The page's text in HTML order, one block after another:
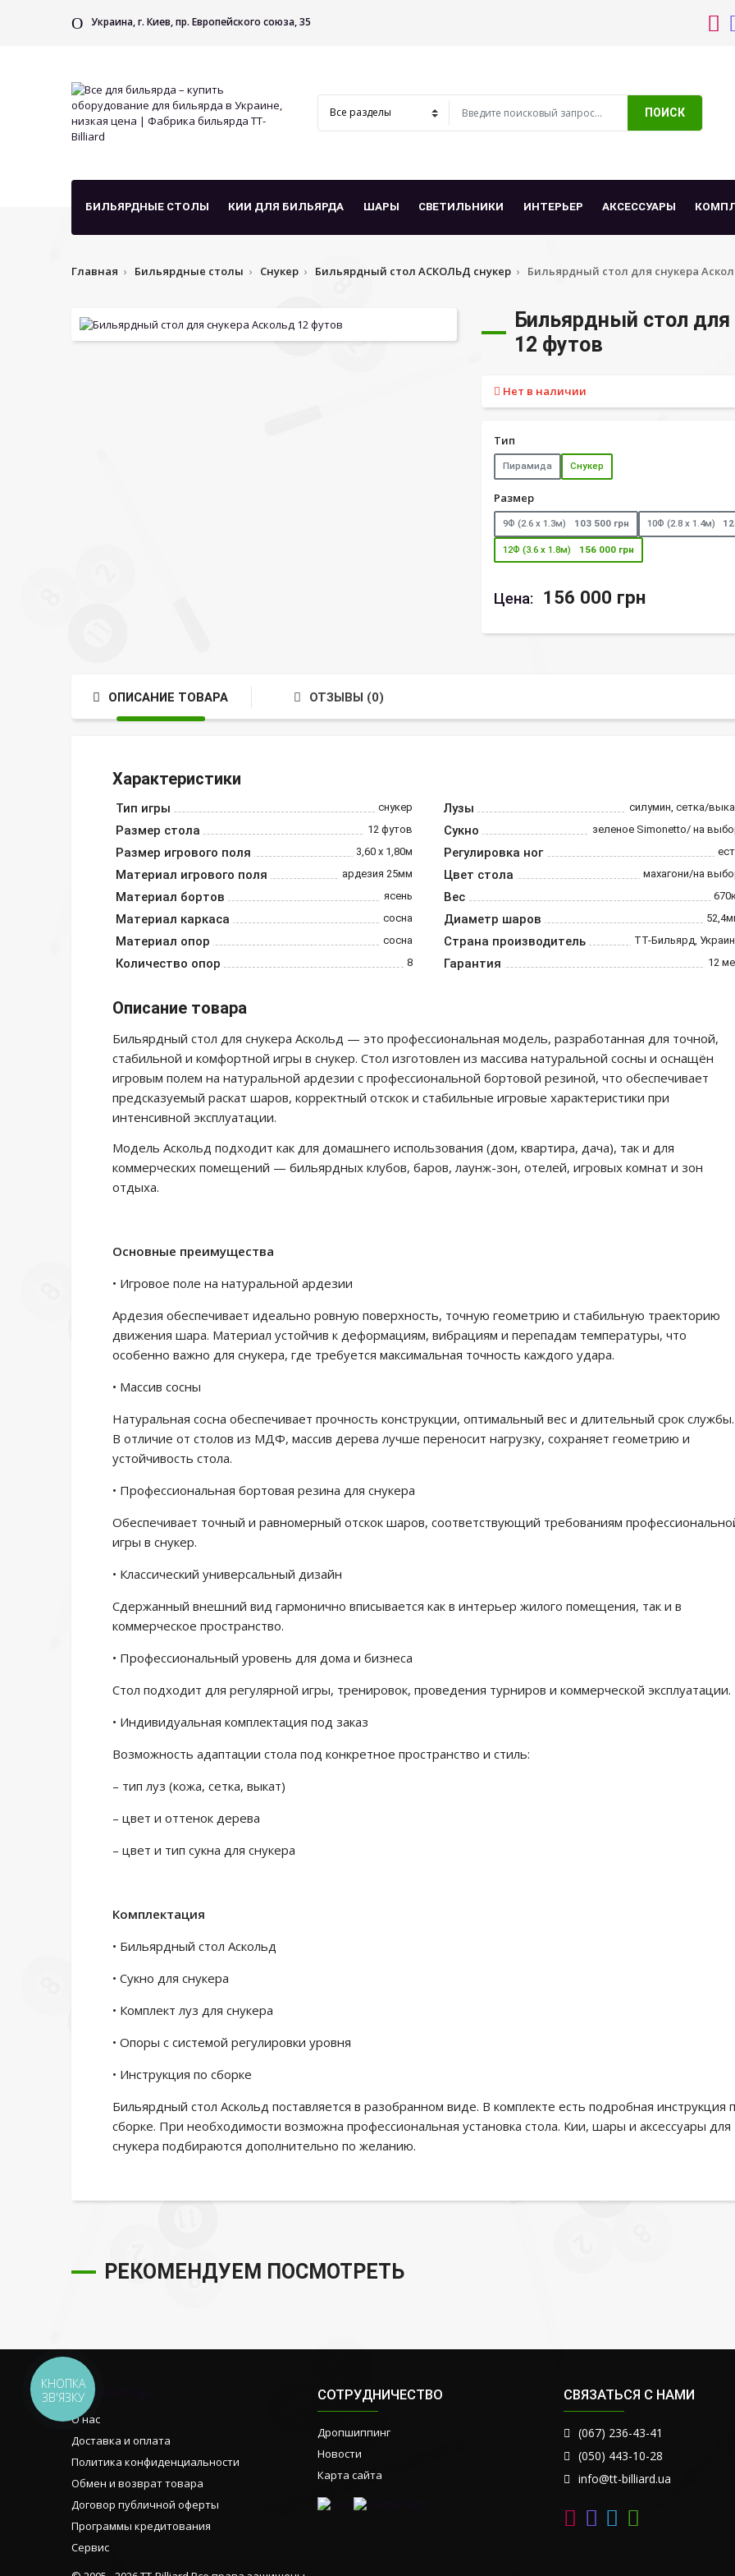
Украина, г. Киев, пр. Европейского союза, 35
ПОИСК
БИЛЬЯРДНЫЕ СТОЛЫ КИИ ДЛЯ БИЛЬЯРДА ШАРЫ СВЕТИЛЬНИКИ ИНТЕРЬЕР АКСЕССУАРЫ
Главная Бильярдные столы Снукер Бильярдный стол АСКОЛЬД снукер Бильярдный стол для снукера
Бильярдный стол
12 футов
Нет в наличии
Тип
Пирамида Снукер
Размер
9Ф (2.6 х 1.3м) 103 500 грн 10Ф (2.8 х 1.4м)
12Ф (3.6 х 1.8м) 156 000 грн
Цена: 156 000 грн
ОПИСАНИЕ ТОВАРА ОТЗЫВЫ (0)
Характеристики
Тип игры снукер
Размер стола 12 футов
Размер игрового поля 3,60 х 1,80м
Материал игрового поля ардезия 25мм
Материал бортов ясень
Материал каркаса сосна
Материал опор cосна
Количество опор 8
Лузы силумин, сетка/
Сукно зеленое Simonetto/ на
Регулировка ног
Цвет стола махагони/на
Вес
Диаметр шаров
Страна производитель ТТ-Бильярд,
Гарантия 12
Описание товара
Бильярдный стол для снукера Аскольд — это профессиональная модель, разработанная для точной,
стабильной и комфортной игры в снукер. Стол изготовлен из массива натуральной сосны и оснащён
игровым полем на натуральной ардезии с профессиональной бортовой резиной, что обеспечивает
предсказуемый раскат шаров, корректный отскок и стабильные игровые характеристики при
интенсивной эксплуатации.
Модель Аскольд подходит как для домашнего использования (дом, квартира, дача), так и для
коммерческих помещений — бильярдных клубов, баров, лаунж-зон, отелей, игровых комнат и зон
отдыха.
Основные преимущества
• Игровое поле на натуральной ардезии
Ардезия обеспечивает идеально ровную поверхность, точную геометрию и стабильную траекторию
движения шара. Материал устойчив к деформациям, вибрациям и перепадам температуры, что
особенно важно для снукера, где требуется максимальная точность каждого удара.
• Массив сосны
Натуральная сосна обеспечивает прочность конструкции, оптимальный вес и длительный срок службы.
В отличие от столов из МДФ, массив дерева лучше переносит нагрузку, сохраняет геометрию и
устойчивость стола.
• Профессиональная бортовая резина для снукера
Обеспечивает точный и равномерный отскок шаров, соответствующий требованиям
игры в снукер.
• Классический универсальный дизайн
Сдержанный внешний вид гармонично вписывается как в интерьер жилого помещения, так и в
коммерческое пространство.
• Профессиональный уровень для дома и бизнеса
Стол подходит для регулярной игры, тренировок, проведения турниров и коммерческой эксплуатации.
• Индивидуальная комплектация под заказ
Возможность адаптации стола под конкретное пространство и стиль:
– тип луз (кожа, сетка, выкат)
– цвет и оттенок дерева
– цвет и тип сукна для снукера
Комплектация
• Бильярдный стол Аскольд
• Сукно для снукера
• Комплект луз для снукера
• Опоры с системой регулировки уровня
• Инструкция по сборке
Бильярдный стол Аскольд поставляется в разобранном виде. В комплекте есть подробная инструкция
сборке. При необходимости возможна профессиональная установка стола. Кии, шары и аксессуары для
снукера подбираются дополнительно по желанию.
РЕКОМЕНДУЕМ ПОСМОТРЕТЬ
О нас
Доставка и оплата
Политика конфиденциальности
Обмен и возврат товара
Договор публичной оферты
Программы кредитования
Сервис
СОТРУДНИЧЕСТВО
Дропшиппинг
Новости
Карта сайта
СВЯЗАТЬСЯ С НАМИ
(067) 236-43-41
(050) 443-10-28
info@tt-billiard.ua
КНОПКА
ЗВ'ЯЗКУ